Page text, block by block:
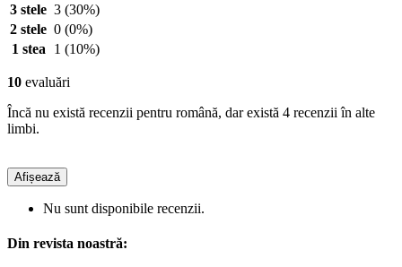
3 stele 3 (30%)
2 stele 0 (0%)
1 stea
1 (10%)
10 evaluări
Încă nu există recenzii pentru română, dar există 4 recenzii în alte
limbi.
Afișează
Nu sunt disponibile recenzii.
Din revista noastră: